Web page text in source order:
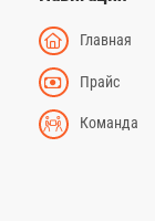
Главная
Прайс
Команда